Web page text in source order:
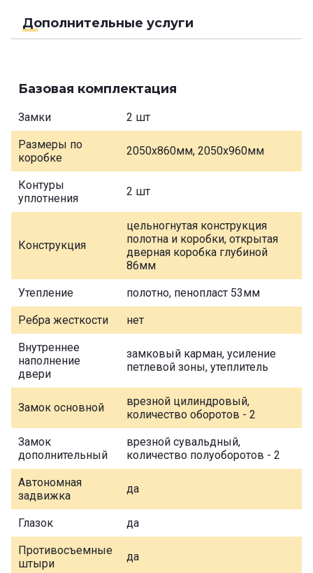
Дополнительные услуги
Базовая комплектация
Замки 2 шт
Размеры по
коробке
2050х860мм, 2050х960мм
Контуры
уплотнения
2 шт
Конструкция
цельногнутая конструкция
полотна и коробки, открытая
дверная коробка глубиной
86мм
Утепление полотно, пенопласт 53мм
Ребра жесткости нет
Внутреннее
наполнение
двери
замковый карман, усиление
петлевой зоны, утеплитель
Замок основной
врезной цилиндровый,
количество оборотов - 2
Замок
дополнительный
врезной сувальдный,
количество полуоборотов - 2
Автономная
задвижка
да
Глазок да
Противосъемные
штыри
да